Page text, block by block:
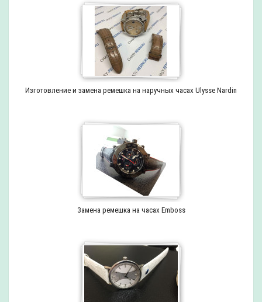
Изготовление и замена ремешка на наручных часах Ulysse Nardin
Замена ремешка на часах Emboss